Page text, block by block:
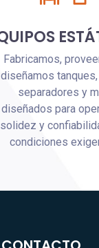
Fabricamos,
diseñamos
separadores y
diseñados para
solidez y
condiciones